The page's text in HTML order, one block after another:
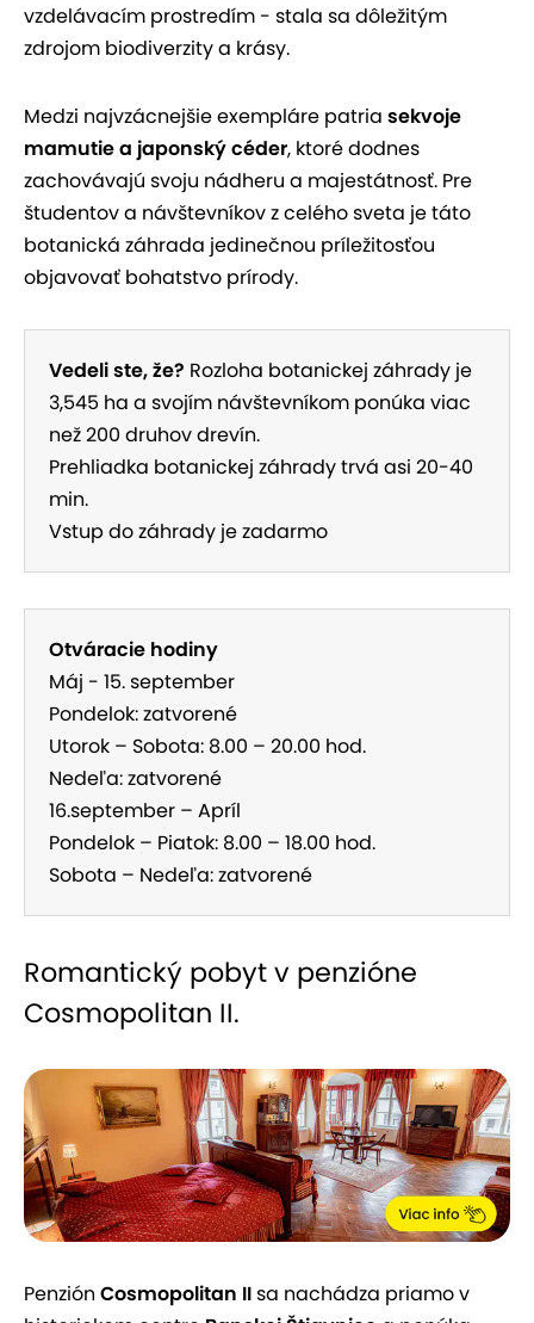
vzdelávacím prostredím - stala sa dôležitým
zdrojom biodiverzity a krásy.
Medzi najvzácnejšie exempláre patria sekvoje
mamutie a japonský céder, ktoré dodnes
zachovávajú svoju nádheru a majestátnosť. Pre
študentov a návštevníkov z celého sveta je táto
botanická záhrada jedinečnou príležitosťou
objavovať bohatstvo prírody.
Vedeli ste, že? Rozloha botanickej záhrady je
3,545 ha a svojím návštevníkom ponúka viac
než 200 druhov drevín.
Prehliadka botanickej záhrady trvá asi 20-40
min.
Vstup do záhrady je zadarmo
Otváracie hodiny
Máj - 15. september
Pondelok: zatvorené
Utorok – Sobota: 8.00 – 20.00 hod.
Nedeľa: zatvorené
16.september – Apríl
Pondelok – Piatok: 8.00 – 18.00 hod.
Sobota – Nedeľa: zatvorené
Romantický pobyt v penzióne
Cosmopolitan II.
Penzión Cosmopolitan IIsa nachádza priamo v